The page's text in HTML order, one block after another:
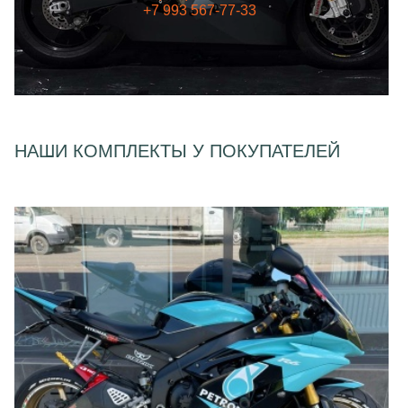
+7 993 567-77-33
НАШИ КОМПЛЕКТЫ У ПОКУПАТЕЛЕЙ